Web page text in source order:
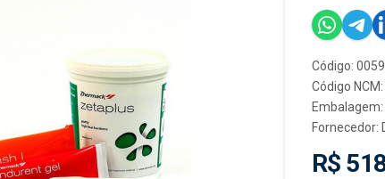
Código:
Código
Embalagem:
Fornecedor:
R$